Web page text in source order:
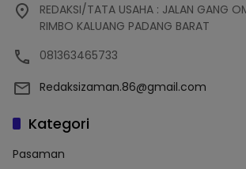
REDAKSI/TATA USAHA : JALAN GANG
RIMBO KALUANG PADANG BARAT
081363465733
Redaksizaman.86@gmail.com
Kategori
Pasaman